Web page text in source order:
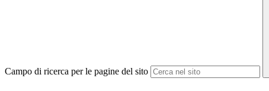
Campo di ricerca per le pagine del sito